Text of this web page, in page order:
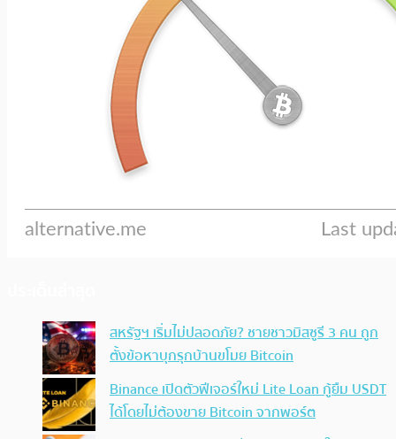
สหรัฐฯ เริ่มไม่ปลอดภัย? ชายชาวมิสซูรี 3 คน ถูก
ตั้งข้อหาบุกรุกบ้านขโมย Bitcoin
Binance เปิดตัวฟีเจอร์ใหม่ Lite Loan กู้ยืม USDT
ได้โดยไม่ต้องขาย Bitcoin จากพอร์ต